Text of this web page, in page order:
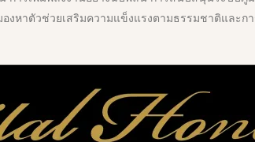
หาตัวช่วยเสริมความแข็งแรงตามธรรมชาติและกา